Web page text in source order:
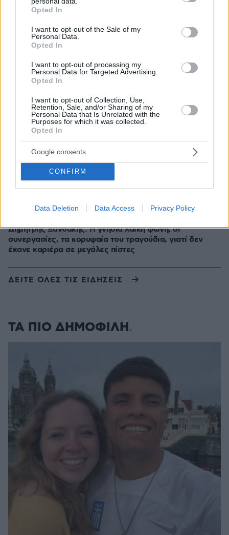
grant or deny consent to Google and its third-party tags to
use your data for below specified purposes in below Google
consent section.
Opted In
I want to opt-out of the Sale of my
Personal Data.
Opted In
I want to opt-out of processing my
Personal Data for Targeted Advertising.
Opted In
I want to opt-out of Collection, Use,
Retention, Sale, and/or Sharing of my
Personal Data that Is Unrelated with the
Purposes for which it was collected.
Opted In
Google consents
CONFIRM
Data Deletion Data Access Privacy Policy
Στην Ίμπιζα με τον νέο της σύντροφο η Κιάρα Φεράνι
πριν 21 λεπτά
Το «πριν και το μετά» της πρόσκρουσης του πυραύλου
της SpaceX στη Σελήνη: Τι δείχνουν φωτογραφίες
κορεατικής συσκευής
πριν 24 λεπτά
Μάχη με τις φλόγες εν μέσω καύσωνα στα Βαλκάνια:
Πυρκαγιές σε Σερβία και Αλβανία με θερμοκρασίες έως
40 βαθμούς
Πέθανε το άσπρο κουτάβι που συμβίωνε με αγέλη
λύκων στην Κεντρική Μακεδονία: Καλό ταξίδι μικρέ,
δείτε βίντεο
πριν 27 λεπτά
πριν 33 λεπτά
Δημήτρης Ξανθάκης: Η γνήσια λαϊκή φωνή, οι
συνεργασίες, τα κορυφαία του τραγούδια, γιατί δεν
έκανε καριέρα σε μεγάλες πίστες
ΔΕΙΤΕ ΟΛΕΣ ΤΙΣ ΕΙΔΗΣΕΙΣ
ΤΑ ΠΙΟ ΔΗΜΟΦΙΛΗ